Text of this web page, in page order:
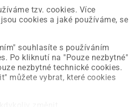
tzv. cookies. Více
cookies a jaké používáme, se
souhlasíte s používáním
Po kliknutí na "Pouze nezbytné"
nezbytné technické cookies.
můžete vybrat, které cookies
naší straně a už ji opravujeme.
načíst požadovanou stránku.
Úvodní strana